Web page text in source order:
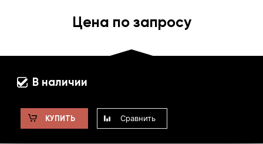
Цена по запросу
В наличии
КУПИТЬ Сравнить